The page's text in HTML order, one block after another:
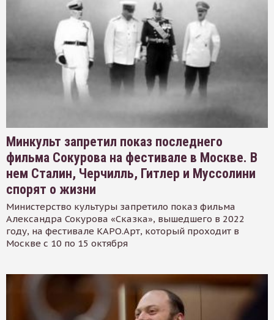
Минкульт запретил показ последнего
фильма Сокурова на фестивале в Москве. В
нем Сталин, Черчилль, Гитлер и Муссолини
спорят о жизни
Министерство культуры запретило показ фильма
Александра Сокурова «Сказка», вышедшего в 2022
году, на фестивале КАРО.Арт, который проходит в
Москве с 10 по 15 октября